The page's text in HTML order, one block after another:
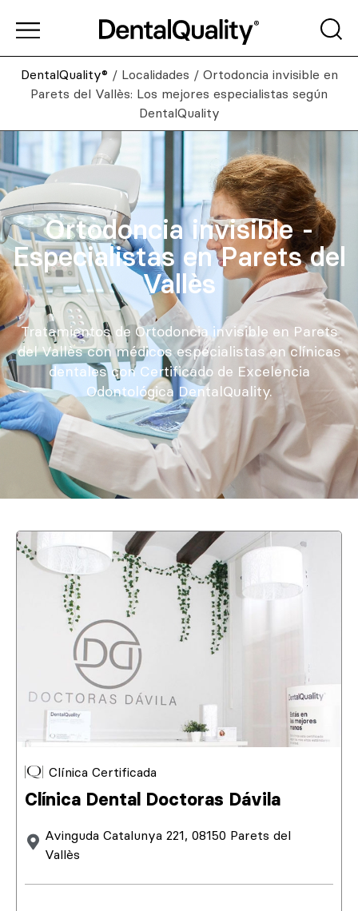
DentalQuality® / Localidades / Ortodoncia invisible en
Parets del Vallès: Los mejores especialistas según
DentalQuality
Ortodoncia invisible -
Especialistas en Parets del
Vallès
Tratamientos de Ortodoncia invisible en Parets
del Vallès con médicos especialistas en clínicas
dentales con Certificado de Excelencia
Odontológica DentalQuality.
Clínica Certificada
Clínica Dental Doctoras Dávila
Avinguda Catalunya 221, 08150 Parets del
Vallès